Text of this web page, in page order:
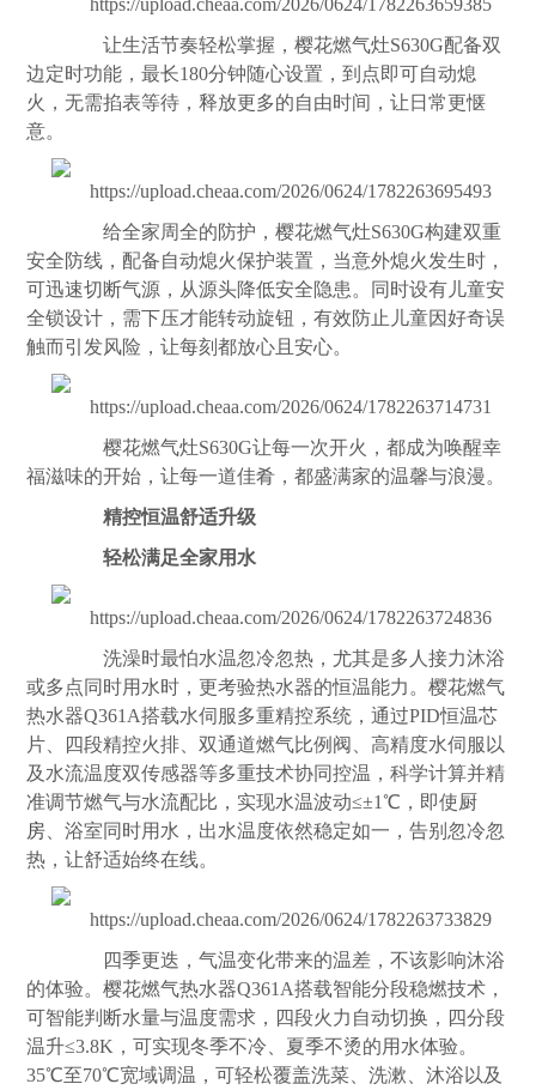
让生活节奏轻松掌握，樱花燃气灶S630G配备双
边定时功能，最长180分钟随心设置，到点即可自动熄
火，无需掐表等待，释放更多的自由时间，让日常更惬
意。
给全家周全的防护，樱花燃气灶S630G构建双重
安全防线，配备自动熄火保护装置，当意外熄火发生时，
可迅速切断气源，从源头降低安全隐患。同时设有儿童安
全锁设计，需下压才能转动旋钮，有效防止儿童因好奇误
触而引发风险，让每刻都放心且安心。
樱花燃气灶S630G让每一次开火，都成为唤醒幸
福滋味的开始，让每一道佳肴，都盛满家的温馨与浪漫。
精控恒温舒适升级
轻松满足全家用水
洗澡时最怕水温忽冷忽热，尤其是多人接力沐浴
或多点同时用水时，更考验热水器的恒温能力。樱花燃气
热水器Q361A搭载水伺服多重精控系统，通过PID恒温芯
片、四段精控火排、双通道燃气比例阀、高精度水伺服以
及水流温度双传感器等多重技术协同控温，科学计算并精
准调节燃气与水流配比，实现水温波动≤±1℃，即使厨
房 、浴室同时用水，出水温度依然稳定如一，告别忽冷忽
热，让舒适始终在线。
四季更迭，气温变化带来的温差，不该影响沐浴
的体验。樱花燃气热水器Q361A搭载智能分段稳燃技术，
可智能判断水量与温度需求，四段火力自动切换，四分段
温升≤3.8K，可实现冬季不冷、夏季不烫的用水体验。
35℃至70℃宽域调温，可轻松覆盖洗菜、洗漱、沐浴以及